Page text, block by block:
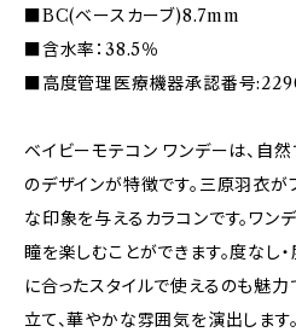
■BC(ベースカーブ)8.7mm
■含水率：38.5％
■高度管理医療機器承認番号
ベイビーモテコン ワンデーは、自
のデザインが特徴です。三原羽衣が
な印象を与えるカラコンです。ワン
瞳を楽しむことができます。度なし
に合ったスタイルで使えるのも魅力
立て、華やかな雰囲気を演出します。